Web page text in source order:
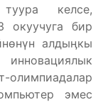
келсе,
окуучуга бир
алдыӊкы
олимпиадалар
эмес